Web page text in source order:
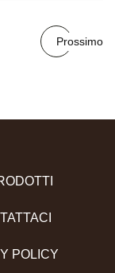
Prossimo
POLICY